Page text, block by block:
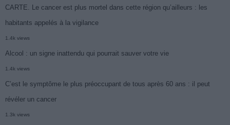
CARTE. Le cancer est plus mortel dans cette région qu’ailleurs : les
habitants appelés à la vigilance
1.4k views
Alcool : un signe inattendu qui pourrait sauver votre vie
1.4k views
C’est le symptôme le plus préoccupant de tous après 60 ans : il peut
révéler un cancer
1.3k views